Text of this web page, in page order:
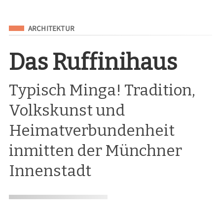
Eingeordnet unter
ARCHITEKTUR
Das Ruffinihaus
Typisch Minga! Tradition,
Volkskunst und
Heimatverbundenheit
inmitten der Münchner
Innenstadt